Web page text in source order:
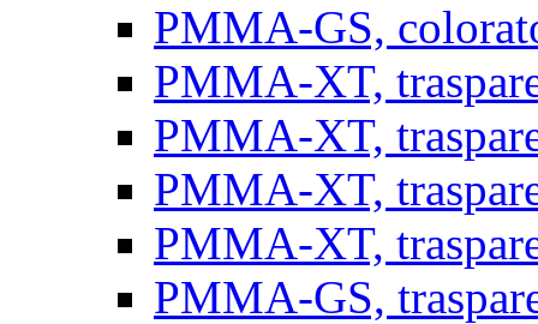
PMMA-GS,
PMMA-XT,
PMMA-XT,
PMMA-XT,
PMMA-XT,
PMMA-GS,